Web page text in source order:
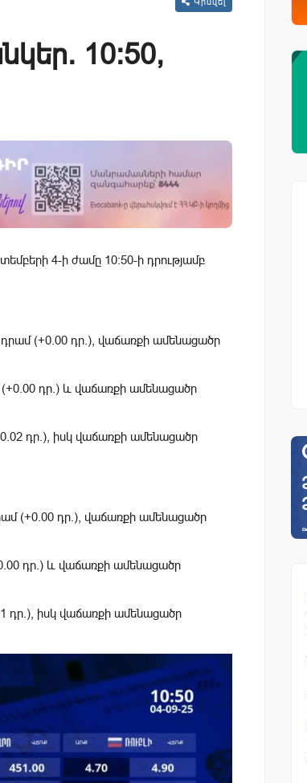
10:50,
4-ի ժամը 10:50-ի դրությամբ
(+0.00 դր.), վաճառքի ամենացածր
դր.) և վաճառքի ամենացածր
դր.), իսկ վաճառքի ամենացածր
(+0.00 դր.), վաճառքի ամենացածր
դր.) և վաճառքի ամենացածր
դր.), իսկ վաճառքի ամենացածր